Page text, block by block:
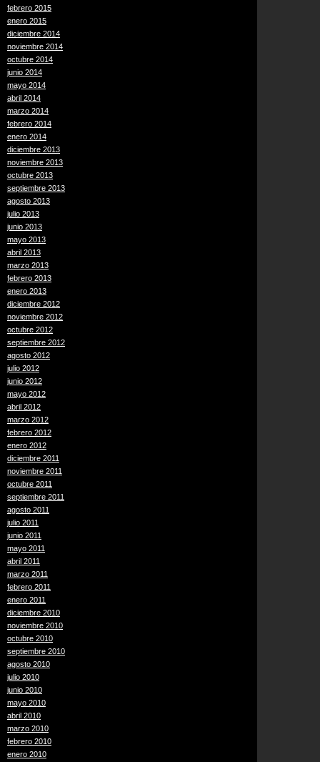
febrero 2015
enero 2015
diciembre 2014
noviembre 2014
octubre 2014
junio 2014
mayo 2014
abril 2014
marzo 2014
febrero 2014
enero 2014
diciembre 2013
noviembre 2013
octubre 2013
septiembre 2013
agosto 2013
julio 2013
junio 2013
mayo 2013
abril 2013
marzo 2013
febrero 2013
enero 2013
diciembre 2012
noviembre 2012
octubre 2012
septiembre 2012
agosto 2012
julio 2012
junio 2012
mayo 2012
abril 2012
marzo 2012
febrero 2012
enero 2012
diciembre 2011
noviembre 2011
octubre 2011
septiembre 2011
agosto 2011
julio 2011
junio 2011
mayo 2011
abril 2011
marzo 2011
febrero 2011
enero 2011
diciembre 2010
noviembre 2010
octubre 2010
septiembre 2010
agosto 2010
julio 2010
junio 2010
mayo 2010
abril 2010
marzo 2010
febrero 2010
enero 2010